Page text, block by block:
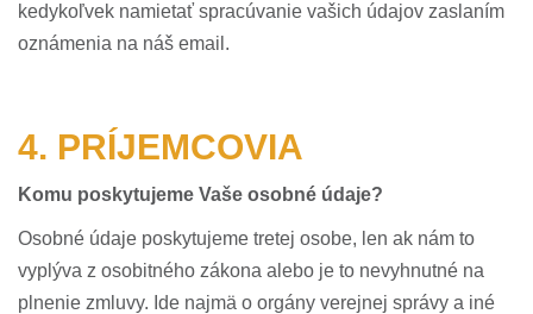
kedykoľvek namietať spracúvanie vašich údajov zaslaním
oznámenia na náš email.
4. PRÍJEMCOVIA
Komu poskytujeme Vaše osobné údaje?
Osobné údaje poskytujeme tretej osobe, len ak nám to
vyplýva z osobitného zákona alebo je to nevyhnutné na
plnenie zmluvy. Ide najmä o orgány verejnej správy a iné